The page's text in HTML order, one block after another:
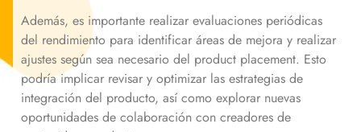
Además, es importante realizar evaluaciones periódicas
del rendimiento para identificar áreas de mejora y realizar
ajustes según sea necesario del product placement. Esto
podría implicar revisar y optimizar las estrategias de
integración del producto, así como explorar nuevas
oportunidades de colaboración con creadores de